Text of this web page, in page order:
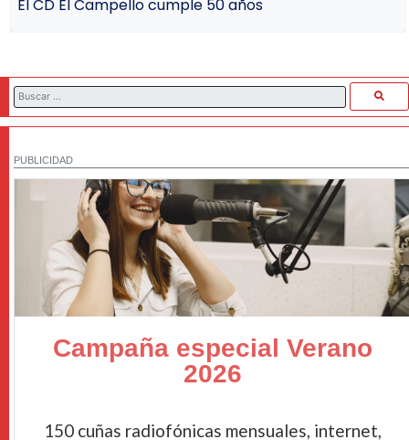
El CD El Campello cumple 50 años
PUBLICIDAD
Campaña especial Verano
2026
150 cuñas radiofónicas mensuales, internet,